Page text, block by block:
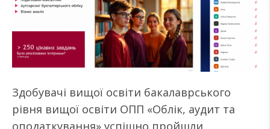
Здобувачі вищої освіти бакалаврського
рівня вищої освіти ОПП «Облік, аудит та
оподаткування» успішно пройшли